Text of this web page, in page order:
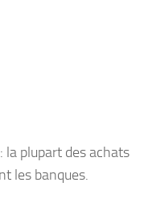
la plupart des achats
les banques.